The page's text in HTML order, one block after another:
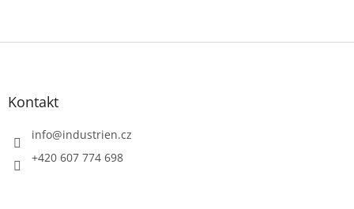
Z
Kontakt
info@industrien.cz
+420 607 774 698